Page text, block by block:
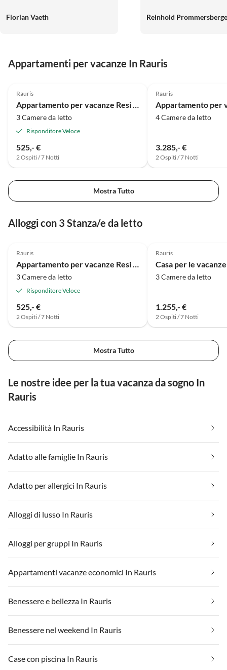
unheimlich, wie gut man darin
Florian Vaeth
Seite, und der selbst
zum Brötchen holen ist
gibt was man braucht.
Gegend ist zum Wandern
Radfahren perfekt und
wieder her. Vielen herzlichen
Dank liebe Birgitt.
Reinhold
Appartamenti per vacanze In Rauris
Rauris
3 Camere da letto
Risponditore Veloce
525,- €
2 Ospiti / 7 Notti
Rauris
4 Camere da letto
3.285,- €
2 Ospiti / 7 Notti
Mostra Tutto
Alloggi con 3 Stanza/e da letto
Rauris
Appartamento per vacanze Resi Palfinger
3 Camere da letto
Risponditore Veloce
525,- €
2 Ospiti / 7 Notti
Rauris
Casa per le
3 Camere da letto
1.255,- €
2 Ospiti / 7 Notti
Mostra Tutto
Le nostre idee per la tua vacanza da sogno In
Rauris
Accessibilità In Rauris
Adatto alle famiglie In Rauris
Adatto per allergici In Rauris
Alloggi di lusso In Rauris
Alloggi per gruppi In Rauris
Appartamenti vacanze economici In Rauris
Benessere e bellezza In Rauris
Benessere nel weekend In Rauris
Case con piscina In Rauris